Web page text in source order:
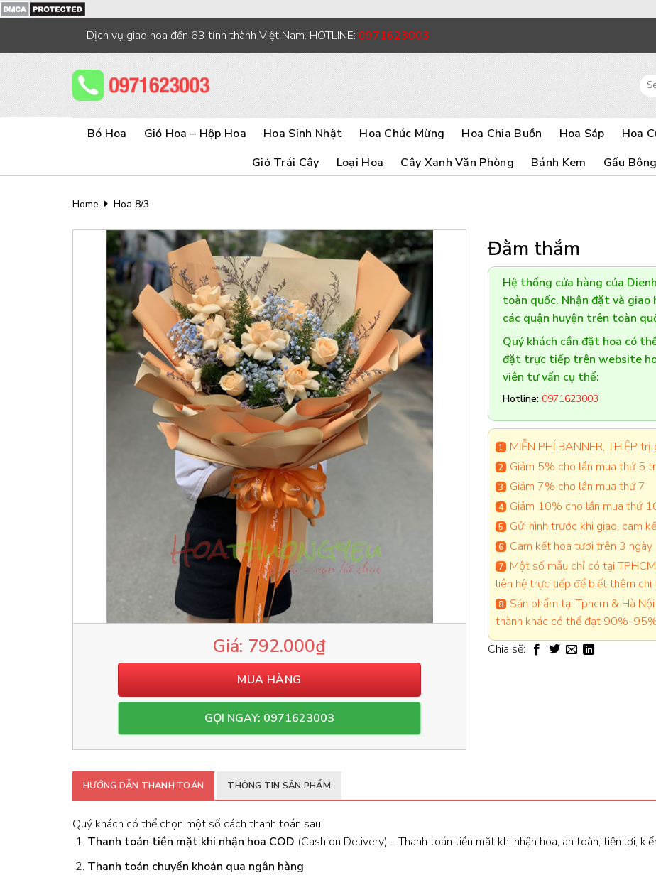
content
Dịch vụ giao hoa đến 63 tỉnh thành Việt Nam. HOTLINE: 0971623003
for:
Bó Hoa Giỏ Hoa – Hộp Hoa Hoa Sinh Nhật Hoa Chúc Mừng Hoa Chia Buồn Hoa Sáp Hoa
Giỏ Trái Cây
Loại Hoa Cây Xanh Văn Phòng Bánh Kem Gấu Bông
Home Hoa 8/3
792.000₫
MUA HÀNG
GỌI NGAY: 0971623003
Đằm thắm
Hệ thống cửa hàng của
toàn quốc. Nhận đặt và
các quận huyện trên toàn
Quý khách cần đặt hoa có
đặt trực tiếp trên website
viên tư vấn cụ thể:
Hotline: 0971623003
MIỄN PHÍ BANNER, THIỆP
Giảm 5% cho lần mua thứ 5
Giảm 7% cho lần mua thứ 7
Giảm 10% cho lần mua thứ
Gửi hình trước khi giao, cam
Cam kết hoa tươi trên 3 ngày
Một số mẫu chỉ có tại
liên hệ trực tiếp để biết thêm chi
Sản phẩm tại Tphcm & Hà
thành khác có thể đạt 90%-
Chia sẽ:
HƯỚNG DẪN THANH TOÁN THÔNG TIN SẢN PHẨM
Quý khách có thể chọn một số cách thanh toán sau:
Thanh toán tiền mặt khi nhận hoa COD (Cash on Delivery) - Thanh toán tiền mặt khi nhận hoa, an toàn, tiện lợi,
Thanh toán chuyển khoản qua ngân hàng